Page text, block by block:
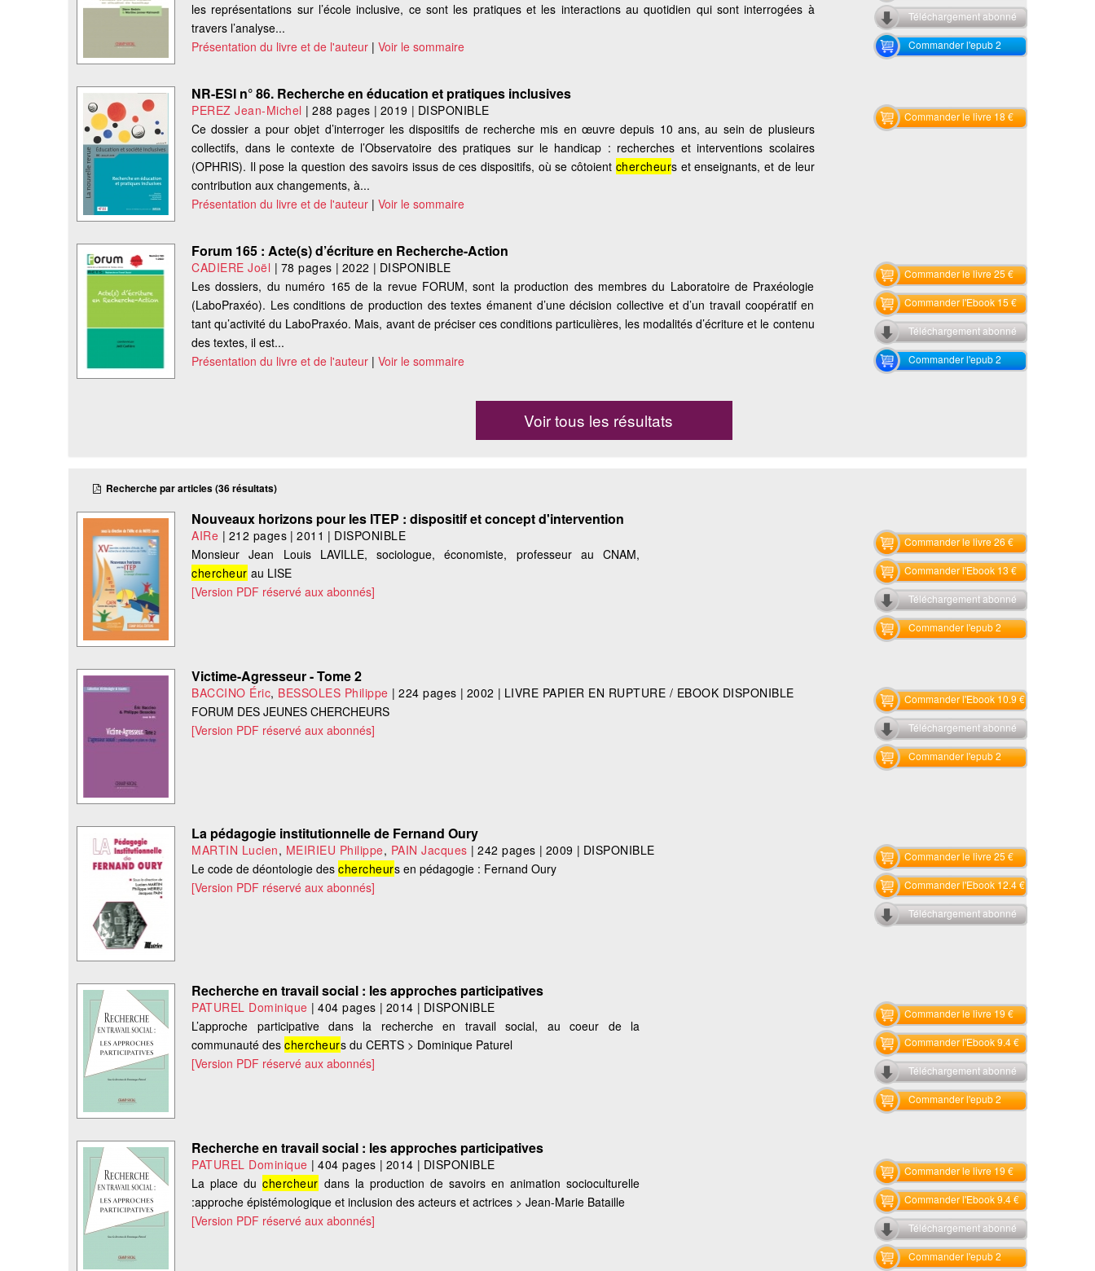
les représentations sur l’école inclusive, ce sont les pratiques et les interactions au quotidien qui sont interrogées à
travers l’analyse...
Présentation du livre et de l'auteur |Voir le sommaire
Téléchargement abonné
Commander l'epub 2
NR-ESI n° 86. Recherche en éducation et pratiques inclusives
PEREZ Jean-Michel |288 pages | 2019 | DISPONIBLE
Ce dossier a pour objet d’interroger les dispositifs de recherche mis en œuvre depuis 10 ans, au sein de plusieurs
collectifs, dans le contexte de l’Observatoire des pratiques sur le handicap : recherches et interventions scolaires
(OPHRIS). Il pose la question des savoirs issus de ces dispositifs, où se côtoient chercheurs et enseignants, et de leur
contribution aux changements, à...
Présentation du livre et de l'auteur |Voir le sommaire
Commander le livre 18 €
Forum 165 : Acte(s) d’écriture en Recherche-Action
CADIERE Joël | 78 pages | 2022 | DISPONIBLE
Les dossiers, du numéro 165 de la revue FORUM, sont la production des membres du Laboratoire de Praxéologie
(LaboPraxéo). Les conditions de production des textes émanent d’une décision collective et d’un travail coopératif en
tant qu’activité du LaboPraxéo. Mais, avant de préciser ces conditions particulières, les modalités d’écriture et le contenu
des textes, il est...
Présentation du livre et de l'auteur |Voir le sommaire
Commander le livre 25 €
Commander l'Ebook 15 €
Téléchargement abonné
Commander l'epub 2
Voir tous les résultats
Recherche par articles (36 résultats)
Nouveaux horizons pour les ITEP : dispositif et concept d'intervention
AIRe | 212 pages |2011 | DISPONIBLE
Monsieur Jean Louis LAVILLE, sociologue, économiste, professeur au CNAM,
chercheur au LISE
[Version PDF réservé aux abonnés]
Commander le livre 26 €
Commander l'Ebook 13 €
Téléchargement abonné
Commander l'epub 2
Victime-Agresseur - Tome 2
BACCINO Éric, BESSOLES Philippe |224 pages | 2002 | LIVRE PAPIER EN RUPTURE / EBOOK DISPONIBLE
FORUM DES JEUNES CHERCHEURS
[Version PDF réservé aux abonnés]
Commander l'Ebook 10.9 €
Téléchargement abonné
Commander l'epub 2
La pédagogie institutionnelle de Fernand Oury
MARTIN Lucien, MEIRIEU Philippe, PAIN Jacques |242 pages | 2009 | DISPONIBLE
Le code de déontologie deschercheurs en pédagogie : Fernand Oury
[Version PDF réservé aux abonnés]
Commander le livre 25 €
Commander l'Ebook 12.4 €
Téléchargement abonné
Recherche en travail social : les approches participatives
PATUREL Dominique |404 pages | 2014 | DISPONIBLE
L’approche participative dans la recherche en travail social, au coeur de la
communauté deschercheurs du CERTS > Dominique Paturel
[Version PDF réservé aux abonnés]
Commander le livre 19 €
Commander l'Ebook 9.4 €
Téléchargement abonné
Commander l'epub 2
Recherche en travail social : les approches participatives
PATUREL Dominique |404 pages | 2014 | DISPONIBLE
La place duchercheur dans la production de savoirs en animation socioculturelle
:approche épistémologique et inclusion des acteurs et actrices > Jean-Marie Bataille
[Version PDF réservé aux abonnés]
Commander le livre 19 €
Commander l'Ebook 9.4 €
Téléchargement abonné
Commander l'epub 2